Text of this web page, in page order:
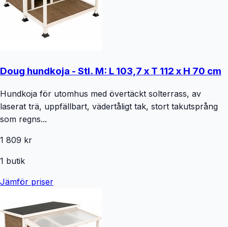
Doug hundkoja - Stl. M: L 103,7 x T 112 x H 70 cm
Hundkoja för utomhus med övertäckt solterrass, av
laserat trä, uppfällbart, vädertåligt tak, stort takutsprång
som regns...
1 809 kr
1 butik
Jämför priser